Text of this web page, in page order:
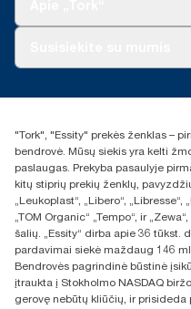
+370 5 268 3455
UAB Essity Lithuania
Naugarduko g. 98
LT-03160 Vilnius,
"Tork", "Essity" prekės ženklas –
bendrovė. Mūsų siekis yra kelti
paslaugas. Prekyba pasaulyje
kitų stiprių prekių ženklų,
„Leukoplast“, „Libero“, „Libresse“,
„TOM Organic“ „Tempo“, ir
šalių. „Essity“ dirba apie 36 tūkst.
pardavimai siekė maždaug 146
Bendrovės pagrindinė būstinė
įtraukta į Stokholmo NASDAQ
gerovę nebūtų kliūčių, ir prisideda